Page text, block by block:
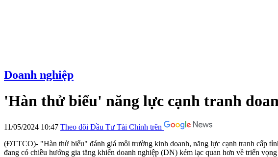
Doanh nghiệp
'Hàn thử biểu' năng lực cạnh tranh
11/05/2024 10:47 Theo dõi Đầu Tư Tài Chính trên
(ĐTTCO)- "Hàn thử biểu" đánh giá môi trường kinh doanh, năng lực cạnh tranh cấp
đang có chiều hướng gia tăng khiến doanh nghiệp (DN) kém lạc quan hơn về triển